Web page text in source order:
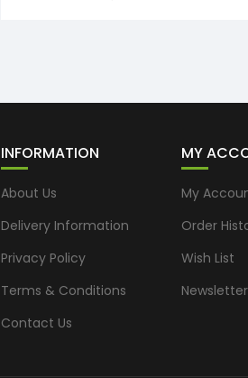
INFORMATION
About Us
Delivery Information
Privacy Policy
Terms & Conditions
Contact Us
MY
My
Order
Wish List
Newsletter